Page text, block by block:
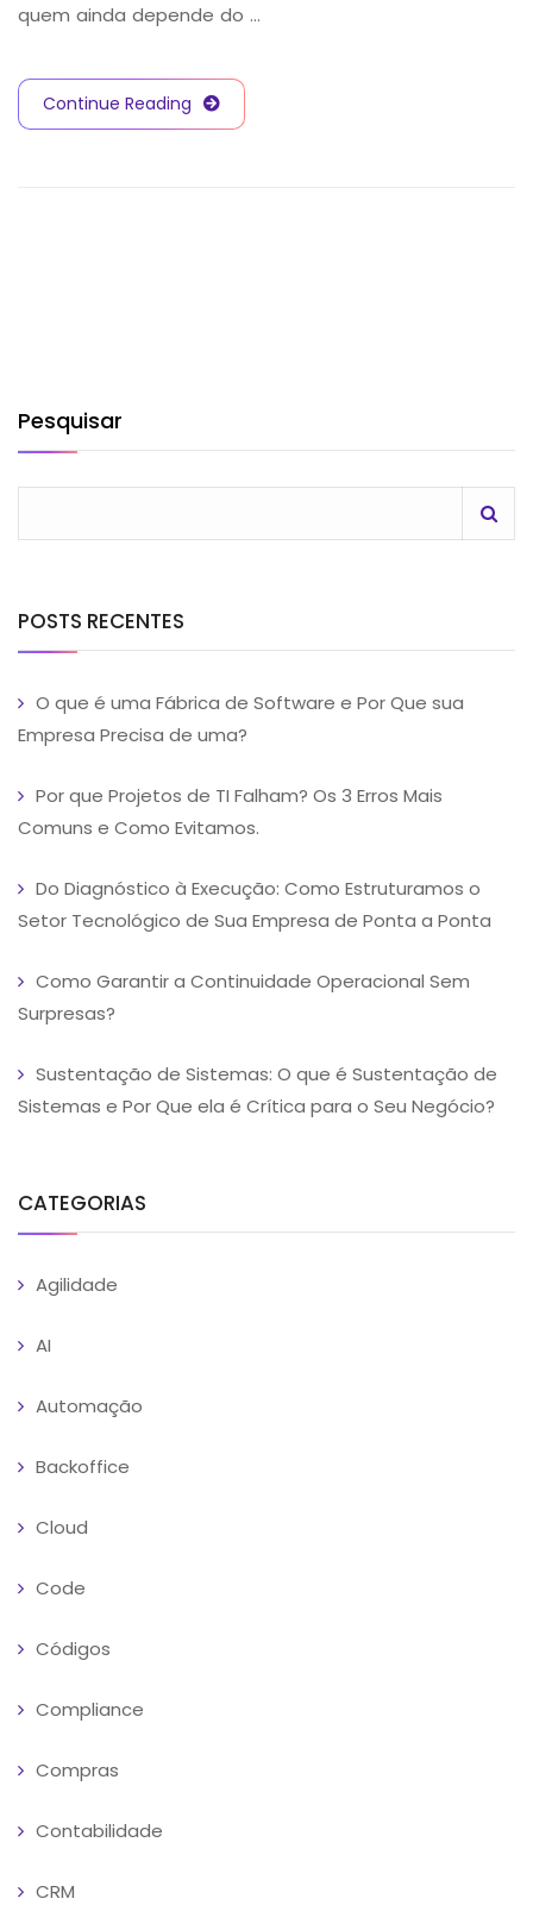
quem ainda depende do …
Continue Reading
Pesquisar
POSTS RECENTES
O que é uma Fábrica de Software e Por Que sua
Empresa Precisa de uma?
Por que Projetos de TI Falham? Os 3 Erros Mais
Comuns e Como Evitamos.
Do Diagnóstico à Execução: Como Estruturamos o
Setor Tecnológico de Sua Empresa de Ponta a Ponta
Como Garantir a Continuidade Operacional Sem
Surpresas?
Sustentação de Sistemas: O que é Sustentação de
Sistemas e Por Que ela é Crítica para o Seu Negócio?
CATEGORIAS
Agilidade
AI
Automação
Backoffice
Cloud
Code
Códigos
Compliance
Compras
Contabilidade
CRM